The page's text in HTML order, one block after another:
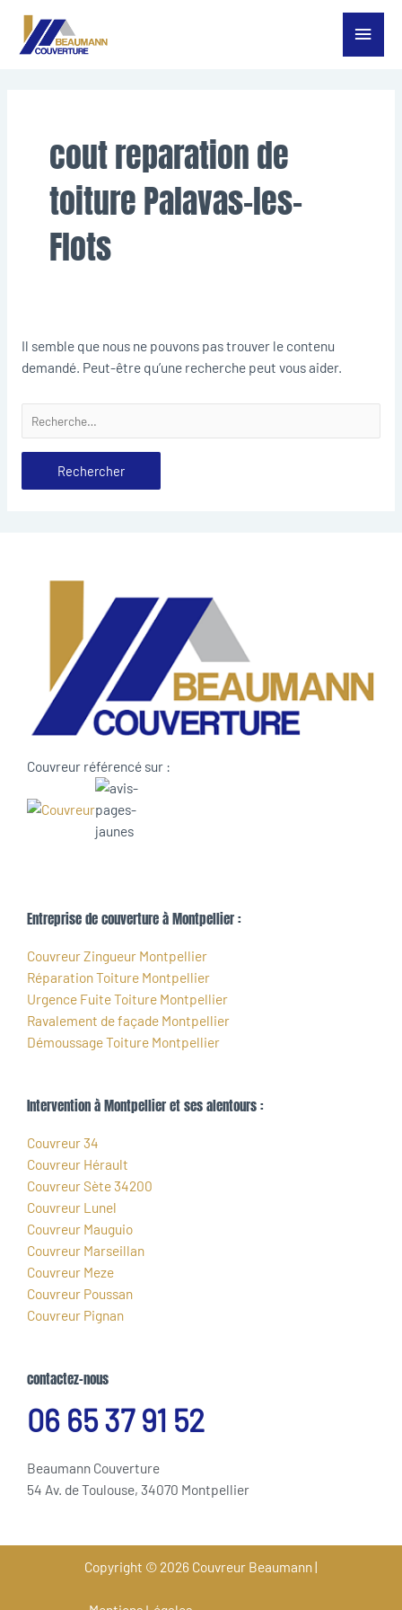
Aller
Menu
cout reparation de
toiture Palavas-les-
Flots
Il semble que nous ne pouvons pas trouver le contenu
demandé. Peut-être qu’une recherche peut vous aider.
Couvreur référencé sur :
Entreprise de couverture à Montpellier :
Couvreur Zingueur Montpellier
Réparation Toiture Montpellier
Urgence Fuite Toiture Montpellier
Ravalement de façade Montpellier
Démoussage Toiture Montpellier
Intervention à Montpellier et ses alentours :
Couvreur 34
Couvreur Hérault
Couvreur Sète 34200
Couvreur Lunel
Couvreur Mauguio
Couvreur Marseillan
Couvreur Meze
Couvreur Poussan
Couvreur Pignan
contactez-nous
06 65 37 91 52
Beaumann Couverture
54 Av. de Toulouse, 34070 Montpellier
Copyright © 2026 Couvreur Beaumann |